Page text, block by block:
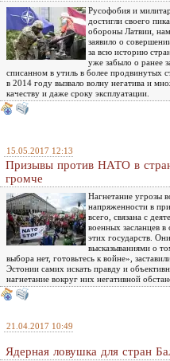
Русофобия и
достигли своего
обороны Латвии,
заявило о
за всю историю
уже забыло о ранее
списанном в утиль в более продвинутых
в 2014 году вызвало волну негатива и
качеству и даже сроку эксплуатации.
15.05.2017 12:13
Призывы против НАТО в
громче
Нагнетание угрозы
напряженности в
всего, связана с
военных засланцев
этих государств.
высказываниями о
выбора нет, готовьтесь к войне»,
Эстонии самих искать правду и
нагнетание вокруг них негативной
21.04.2017 10:49
Ядерная ловушка для стран